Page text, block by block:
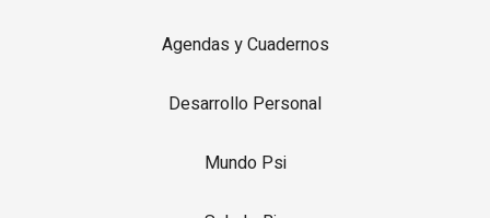
Agendas y Cuadernos
Desarrollo Personal
Mundo Psi